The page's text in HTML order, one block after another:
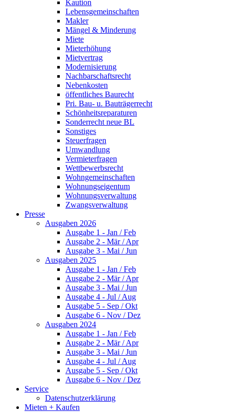
Kaution
Lebensgemeinschaften
Makler
Mängel & Minderung
Miete
Mieterhöhung
Mietvertrag
Modernisierung
Nachbarschaftsrecht
Nebenkosten
öffentliches Baurecht
Pri. Bau- u. Bauträgerrecht
Schönheitsreparaturen
Sonderrecht neue BL
Sonstiges
Steuerfragen
Umwandlung
Vermieterfragen
Wettbewerbsrecht
Wohngemeinschaften
Wohnungseigentum
Wohnungsverwaltung
Zwangsverwaltung
Presse
Ausgaben 2026
Ausgabe 1 - Jan / Feb
Ausgabe 2 - Mär / Apr
Ausgabe 3 - Mai / Jun
Ausgaben 2025
Ausgabe 1 - Jan / Feb
Ausgabe 2 - Mär / Apr
Ausgabe 3 - Mai / Jun
Ausgabe 4 - Jul / Aug
Ausgabe 5 - Sep / Okt
Ausgabe 6 - Nov / Dez
Ausgaben 2024
Ausgabe 1 - Jan / Feb
Ausgabe 2 - Mär / Apr
Ausgabe 3 - Mai / Jun
Ausgabe 4 - Jul / Aug
Ausgabe 5 - Sep / Okt
Ausgabe 6 - Nov / Dez
Service
Datenschutzerklärung
Mieten + Kaufen